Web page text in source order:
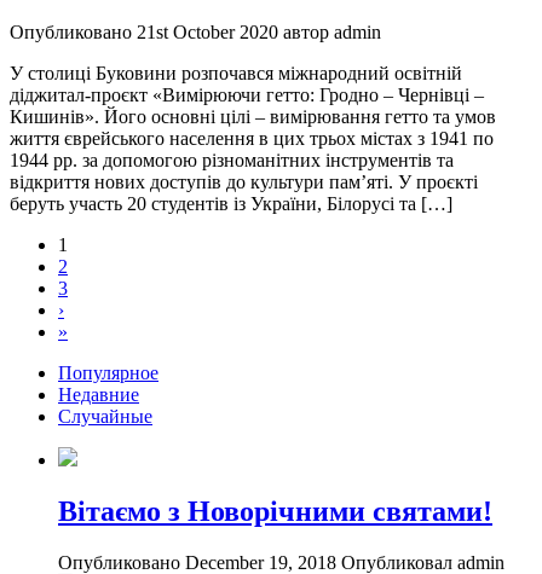
Опубликовано 21st October 2020 автор admin
У столиці Буковини розпочався міжнародний освітній
діджитал-проєкт «Вимірюючи гетто: Гродно – Чернівці –
Кишинів». Його основні цілі – вимірювання гетто та умов
життя єврейського населення в цих трьох містах з 1941 по
1944 рр. за допомогою різноманітних інструментів та
відкриття нових доступів до культури пам’яті. У проєкті
беруть участь 20 студентів із України, Білорусі та […]
1
2
3
›
»
Популярное
Недавние
Случайные
Вітаємо з Новорічними святами!
Опубликовано December 19, 2018 Опубликовал admin